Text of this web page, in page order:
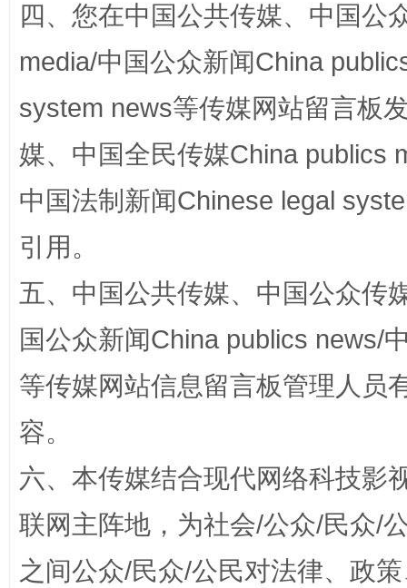
国家大学科技园优化重塑工作
扯下公款旅游的“隐身衣” 如何以
四、您在中国公共传媒、中国公
media/中国公众新闻China
system news等传媒网站留言板
媒、中国全民传媒China publics
中国法制新闻Chinese legal
引用。
五、中国公共传媒、中国公众传
国公众新闻China publics news/
等传媒网站信息留言板管理人员
容。
六、本传媒结合现代网络科技影
联网主阵地，为社会/公众/民众/
之间公众/民众/公民对法律、政